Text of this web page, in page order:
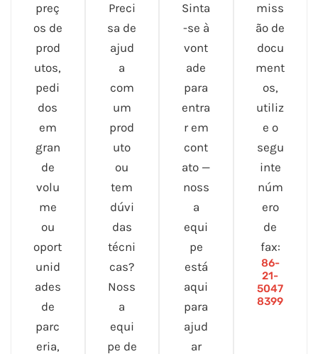
preç
os de
prod
utos,
pedi
dos
em
gran
de
volu
me
ou
oport
unid
ades
de
parc
eria,
Preci
sa de
ajud
a
com
um
prod
uto
ou
tem
dúvi
das
técni
cas?
Noss
a
equi
pe de
Sinta
-se à
vont
ade
para
entra
r em
cont
ato —
noss
a
equi
pe
está
aqui
para
ajud
ar
miss
ão de
docu
ment
os,
utiliz
e o
segu
inte
núm
ero
de
fax:
86-
21-
5047
8399